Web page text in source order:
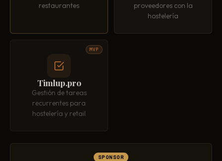
restaurantes
proveedores con la
hostelería
Timlup.pro
Gestión de tareas
recurrentes para
hostelería y retail
MVP
SPONSOR